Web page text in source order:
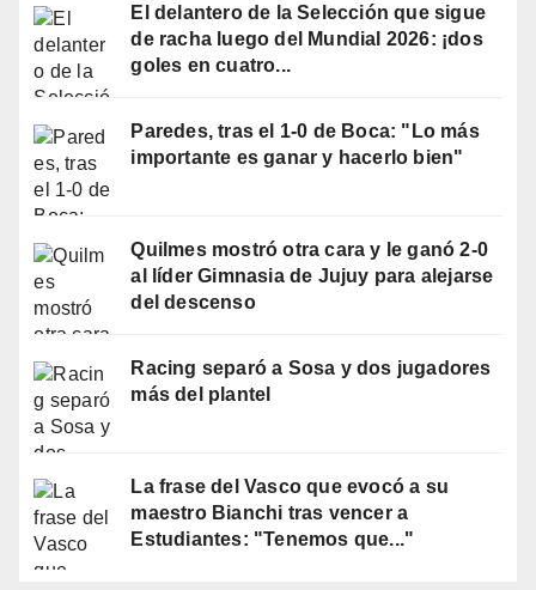
El delantero de la Selección que sigue
de racha luego del Mundial 2026: ¡dos
goles en cuatro...
Paredes, tras el 1-0 de Boca: "Lo más
importante es ganar y hacerlo bien"
Quilmes mostró otra cara y le ganó 2-0
al líder Gimnasia de Jujuy para alejarse
del descenso
Racing separó a Sosa y dos jugadores
más del plantel
La frase del Vasco que evocó a su
maestro Bianchi tras vencer a
Estudiantes: "Tenemos que..."